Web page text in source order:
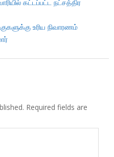
கட்டப்பட்ட நட்சத்திர
உரிய நிவாரணம்
Required fields are